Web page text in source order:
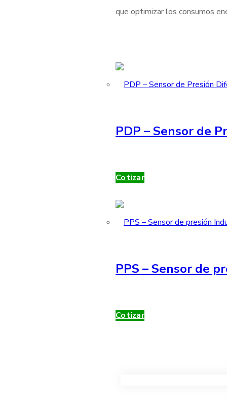
que optimizar los consumos
PDP – Sensor de
Cotizar
PPS – Sensor de
Cotizar